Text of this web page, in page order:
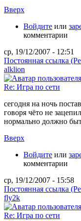
Вверх
Войдите или
комментарии
ср, 19/12/2007 - 12:51
Постоянная ссылка
alklion
Re: Игра по сети
сегодня на ночь
говоря чёто не
нормально должно
Вверх
Войдите или
комментарии
ср, 19/12/2007 - 15:58
Постоянная ссылка
fly2k
Re: Игра по сети